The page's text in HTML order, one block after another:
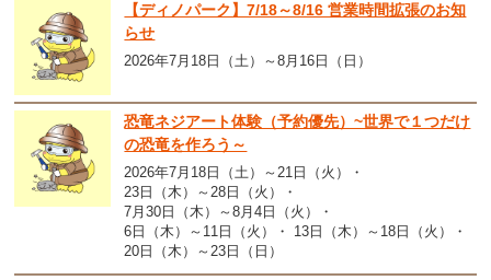
【ディノパーク】7/18～8/16 営業時間拡張のお知
らせ
2026年7月18日（土）～8月16日（日）
恐竜ネジアート体験（予約優先）~世界で１つだけ
の恐竜を作ろう～
2026年7月18日（土）～21日（火）
23日（木）～28日（火）
7月30日（木）～8月4日（火）
6日（木）～11日（火）
13日（木）～18日（火）
20日（木）～23日（日）